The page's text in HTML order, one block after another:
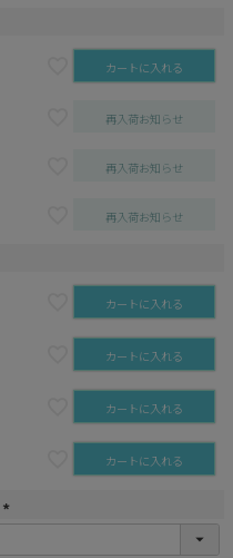
カートに入れる
再入荷お知らせ
再入荷お知らせ
再入荷お知らせ
カートに入れる
カートに入れる
カートに入れる
カートに入れる
(